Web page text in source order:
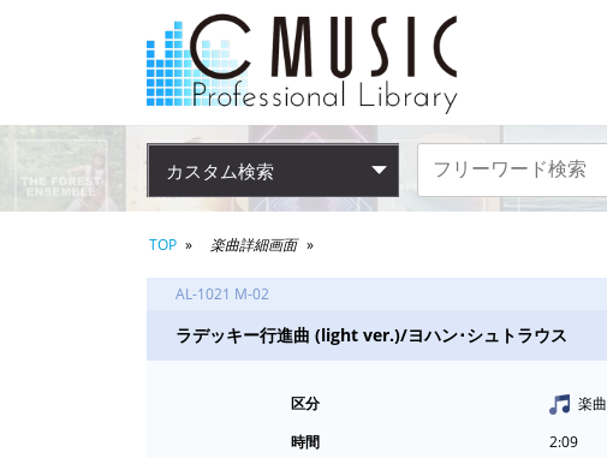
カスタム検索
TOP 楽曲詳細画面
AL-1021 M-02
ラデッキー行進曲 (light ver.)/ヨハン･シュトラウス
区分
楽曲
時間
2:09